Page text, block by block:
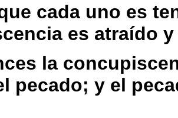
cada uno es
es atraído
la
pecado; y el